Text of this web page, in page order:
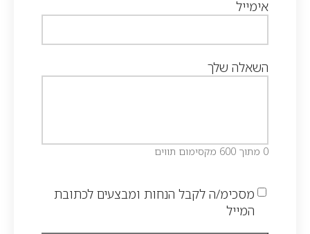
אימייל
השאלה שלך
0 מתוך 600 מקסימום תווים
מסכימ/ה לקבל הנחות ומבצעים לכתובת
המייל